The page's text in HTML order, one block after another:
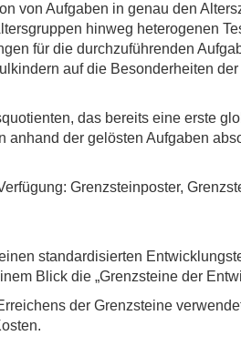
von Aufgaben in genau den
hinweg heterogenen
für die durchzuführenden
auf die Besonderheiten
das bereits eine erste
der gelösten Aufgaben
Grenzsteinposter,
standardisierten
Blick die „Grenzsteine der
der Grenzsteine